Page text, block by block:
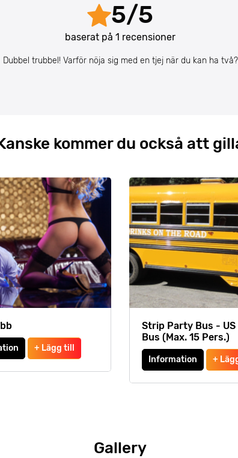
5/5
baserat på 1 recensioner
Dubbel trubbel! Varför nöja sig med en tjej när du kan ha två?
kommer du också att
+ Lägg till
Strip Party Bus - US
Bus (Max. 15 Pers.)
Information +
Gallery